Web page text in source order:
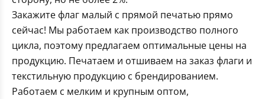
Закажите флаг малый с прямой печатью прямо
сейчас! Мы работаем как производство полного
цикла, поэтому предлагаем оптимальные цены на
продукцию. Печатаем и отшиваем на заказ флаги и
текстильную продукцию с брендированием.
Работаем с мелким и крупным оптом,